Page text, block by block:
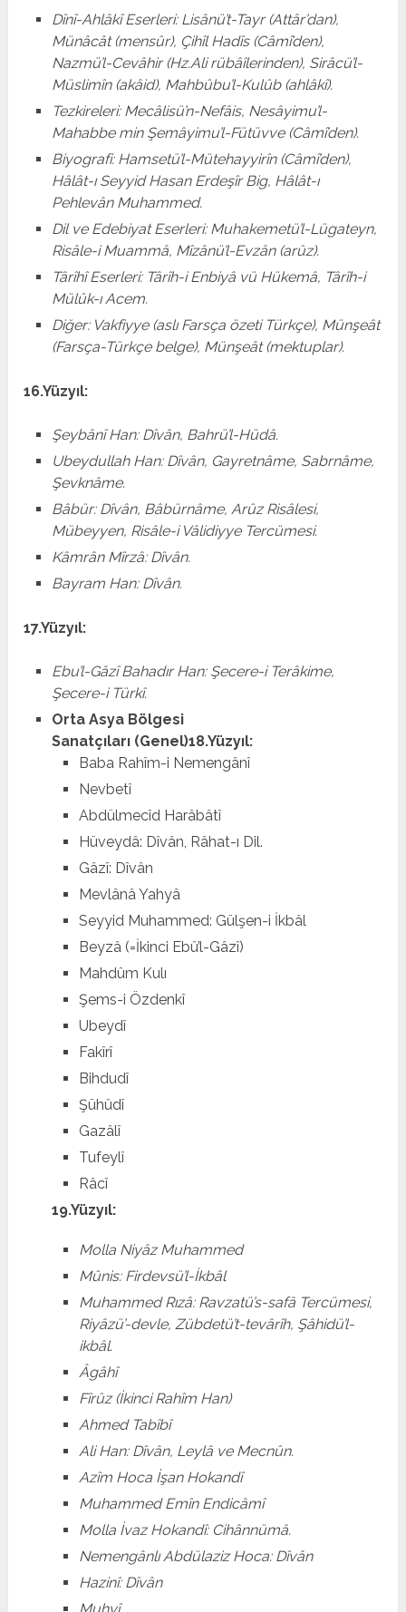
Dînî-Ahlâkî Eserleri: Lisânü’t-Tayr (Attâr’dan),
Münâcât (mensûr), Çihîl Hadîs (Câmî’den),
Nazmü’l-Cevâhir (Hz.Ali rübâîlerinden), Sirâcü’l-
Müslimîn (akâid), Mahbûbu’l-Kulûb (ahlâkî).
Tezkireleri: Mecâlisü’n-Nefâis, Nesâyimu’l-
Mahabbe min Şemâyimu’l-Fütüvve (Câmî’den).
Biyografi: Hamsetü’l-Mütehayyirîn (Câmî’den),
Hâlât-ı Seyyid Hasan Erdeşîr Big, Hâlât-ı
Pehlevân Muhammed.
Dil ve Edebiyat Eserleri: Muhakemetü’l-Lügateyn,
Risâle-i Muammâ, Mîzânü’l-Evzân (arûz).
Târîhî Eserleri: Târîh-i Enbiyâ vü Hükemâ, Târîh-i
Mülûk-ı Acem.
Diğer: Vakfiyye (aslı Farsça özeti Türkçe), Münşeât
(Farsça-Türkçe belge), Münşeât (mektuplar).
16.Yüzyıl:
Şeybânî Han: Dîvân, Bahrü’l-Hüdâ.
Ubeydullah Han: Dîvân, Gayretnâme, Sabrnâme,
Şevknâme.
Bâbür: Dîvân, Bâbürnâme, Arûz Risâlesi,
Mübeyyen, Risâle-i Vâlidiyye Tercümesi.
Kâmrân Mîrzâ: Dîvân.
Bayram Han: Dîvân.
17.Yüzyıl:
Ebu’l-Gâzî Bahadır Han: Şecere-i Terâkime,
Şecere-i Türkî.
Orta Asya Bölgesi
Sanatçıları (Genel)18.Yüzyıl:
Baba Rahîm-i Nemengânî
Nevbetî
Abdülmecîd Harâbâtî
Hüveydâ: Dîvân, Râhat-ı Dil.
Gâzî: Dîvân
Mevlânâ Yahyâ
Seyyid Muhammed: Gülşen-i İkbâl
Beyzâ (=İkinci Ebû’l-Gâzî)
Mahdûm Kulı
Şems-i Özdenkî
Ubeydî
Fakîrî
Bihdudî
Şühûdî
Gazâlî
Tufeylî
Râcî
19.Yüzyıl:
Molla Niyâz Muhammed
Mûnis: Firdevsü’l-İkbâl
Muhammed Rızâ: Ravzatü’s-safâ Tercümesi,
Riyâzü’-devle, Zübdetü’t-tevârîh, Şâhidü’l-
ikbâl.
Âgâhî
Fîrûz (İkinci Rahîm Han)
Ahmed Tabîbî
Ali Han: Dîvân, Leylâ ve Mecnûn.
Azîm Hoca İşan Hokandî
Muhammed Emîn Endicâmî
Molla İvaz Hokandî: Cihânnümâ.
Nemengânlı Abdülaziz Hoca: Dîvân
Hazinî: Dîvân